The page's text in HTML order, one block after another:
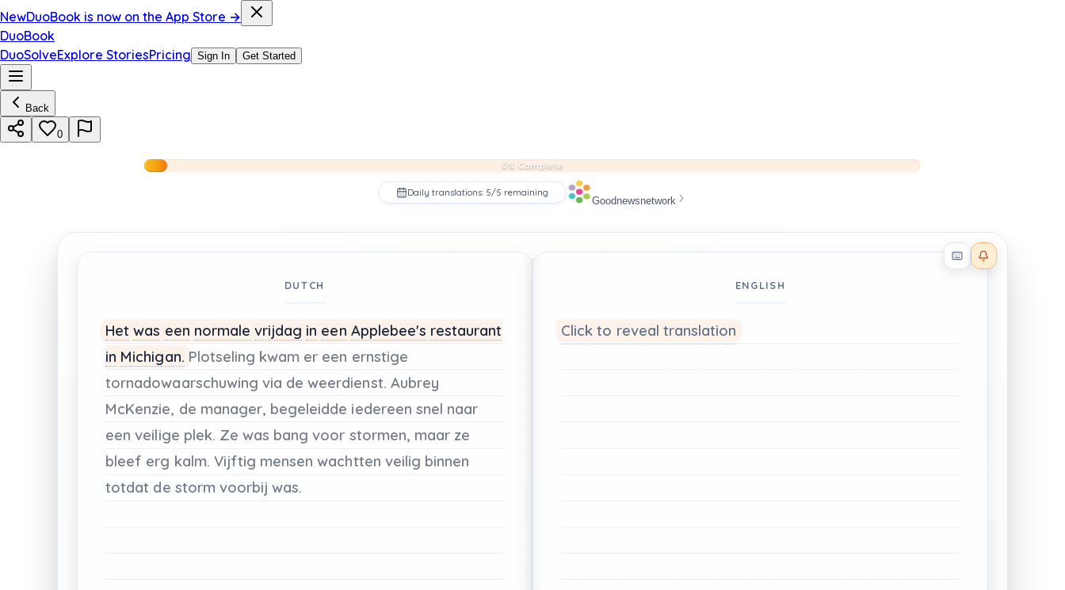
NewDuoBook is now on the App Store →
DuoBook
DuoSolveExplore StoriesPricing Sign In Get Started
Back
0
0% Complete
Daily translations: 5/5 remaining
Goodnewsnetwork
Reader effects on
DUTCH
Het was een normale vrijdag in een Applebee's restaurant
in Michigan. Plotseling kwam er een ernstige
tornadowaarschuwing via de weerdienst. Aubrey
McKenzie, de manager, begeleidde iedereen snel naar
een veilige plek. Ze was bang voor stormen, maar ze
bleef erg kalm. Vijftig mensen wachtten veilig binnen
totdat de storm voorbij was.
ENGLISH
Click to reveal translation